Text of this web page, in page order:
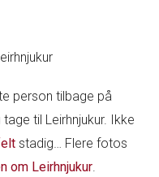
person tilbage på
til Leirhnjukur. Ikke
stadig… Flere fotos
om Leirhnjukur.